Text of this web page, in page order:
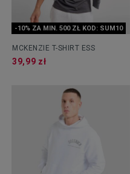
-10% ZA MIN. 500 ZŁ KOD: SUM10
MCKENZIE T-SHIRT ESS
39,99 zł